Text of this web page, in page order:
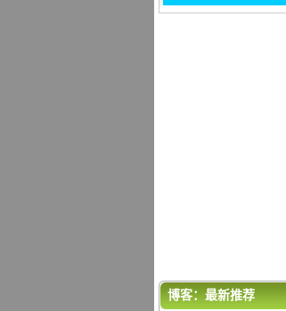
是..。
评论排行
博客：最新推荐